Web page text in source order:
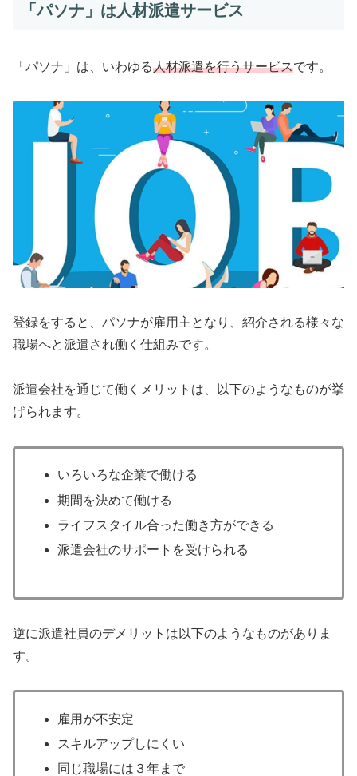
「パソナ」は人材派遣サービス
「パソナ」は、いわゆる人材派遣を行うサービスです。
登録をすると、パソナが雇用主となり、紹介される様々な
職場へと派遣され働く仕組みです。
派遣会社を通じて働くメリットは、以下のようなものが挙
げられます。
いろいろな企業で働ける
期間を決めて働ける
ライフスタイル合った働き方ができる
派遣会社のサポートを受けられる
逆に派遣社員のデメリットは以下のようなものがありま
す。
雇用が不安定
スキルアップしにくい
同じ職場には３年まで